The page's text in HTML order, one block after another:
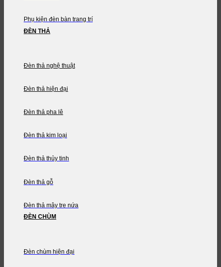
Phụ kiện đèn bàn trang trí
ĐÈN THẢ
Đèn thả nghệ thuật
Đèn thả hiện đại
Đèn thả pha lê
Đèn thả kim loại
Đèn thả thủy tinh
Đèn thả gỗ
Đèn thả mây tre nứa
ĐÈN CHÙM
Đèn chùm hiện đại